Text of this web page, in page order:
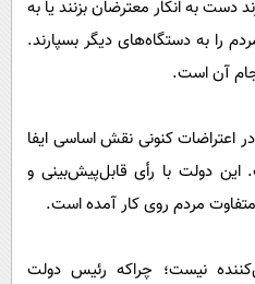
دست به انکار معترضان بزنند یا به
را به دستگاه‌های دیگر بسپارند.
آن است.
اعتراضات کنونی نقش اساسی ایفا
این دولت با رأی قابل‌پیش‌بینی و
مردم روی کار آمده است.
نیست؛ چراکه رئیس دولت